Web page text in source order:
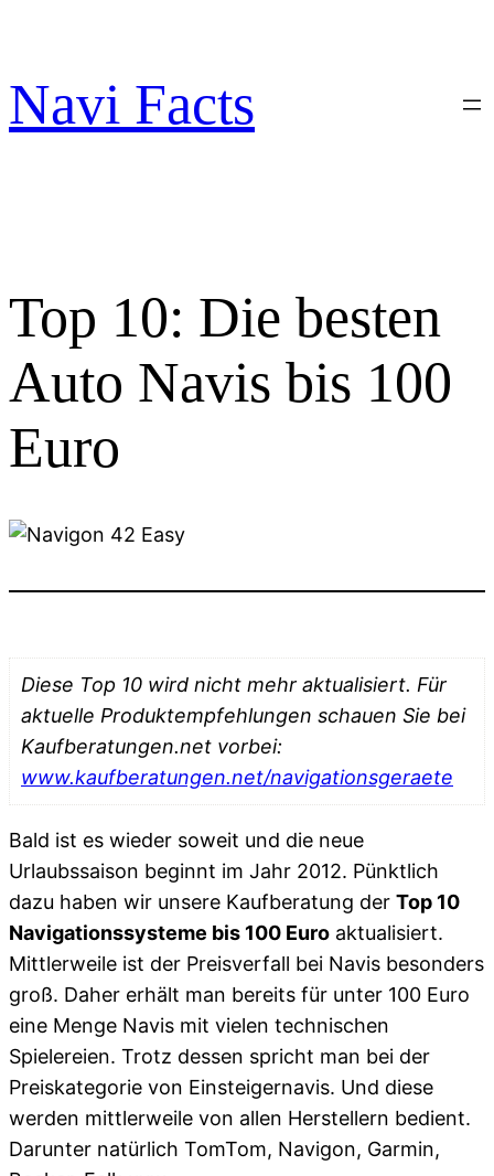
springen
Navi Facts
Top 10: Die besten
Auto Navis bis 100
Euro
Diese Top 10 wird nicht mehr aktualisiert. Für
aktuelle Produktempfehlungen schauen Sie bei
Kaufberatungen.net vorbei:
www.kaufberatungen.net/navigationsgeraete
Bald ist es wieder soweit und die neue
Urlaubssaison beginnt im Jahr 2012. Pünktlich
dazu haben wir unsere Kaufberatung der Top 10
Navigationssysteme bis 100 Euro aktualisiert.
Mittlerweile ist der Preisverfall bei Navis besonders
groß. Daher erhält man bereits für unter 100 Euro
eine Menge Navis mit vielen technischen
Spielereien. Trotz dessen spricht man bei der
Preiskategorie von Einsteigernavis. Und diese
werden mittlerweile von allen Herstellern bedient.
Darunter natürlich TomTom, Navigon, Garmin,